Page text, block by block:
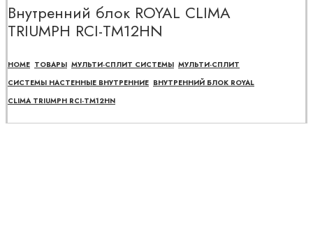
Внутренний блок ROYAL CLIMA
TRIUMPH RCI-TM12HN
HOME ТОВАРЫ МУЛЬТИ-СПЛИТ СИСТЕМЫ МУЛЬТИ-СПЛИТ
СИСТЕМЫ НАСТЕННЫЕ ВНУТРЕННИЕ ВНУТРЕННИЙ БЛОК ROYAL
CLIMA TRIUMPH RCI-TM12HN